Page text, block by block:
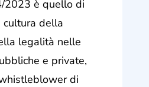
2023 è quello di
cultura della
legalità nelle
e private,
di